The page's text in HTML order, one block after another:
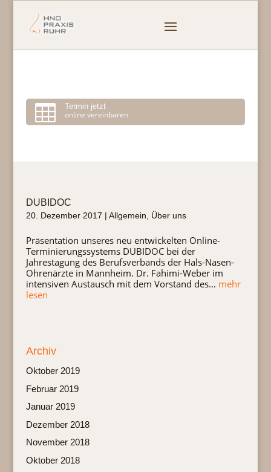
 Termin jetzt
online vereinbaren
DUBIDOC
20. Dezember 2017 | Allgemein Über uns
Präsentation unseres neu entwickelten Online-
Terminierungssystems DUBIDOC bei der
Jahrestagung des Berufsverbands der Hals-Nasen-
Ohrenärzte in Mannheim. Dr. Fahimi-Weber im
intensiven Austausch mit dem Vorstand des... mehr
lesen
Archiv
Oktober 2019
Februar 2019
Januar 2019
Dezember 2018
November 2018
Oktober 2018